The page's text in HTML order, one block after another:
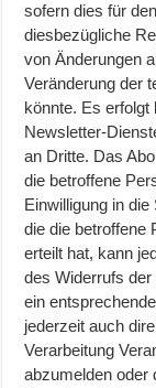
sofern dies für
diesbezügliche
von Änderungen
Veränderung der
könnte. Es erfolgt
Newsletter-
an Dritte. Das
die betroffene
Einwilligung in
die die betroffene
erteilt hat, kann
des Widerrufs
ein
jederzeit auch
Verarbeitung
abzumelden oder